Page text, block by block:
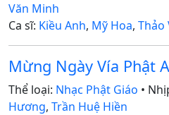
Văn Minh
Ca sĩ: Kiều Anh, Mỹ Hoa, Thảo
Mừng Ngày Vía Phật
Thể loại: Nhạc Phật Giáo •
Hương, Trần Huệ Hiền